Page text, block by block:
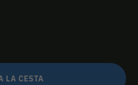
LA CESTA